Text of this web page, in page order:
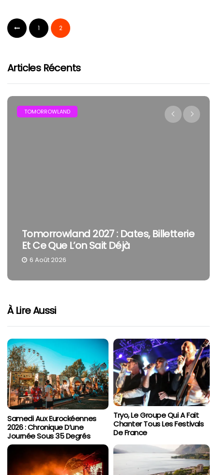
1 2
Articles Récents
2027 : Dates, Billetterie
L’on Sait Déjà
FESTIVAL
The Cure
À Lire Aussi
Samedi Aux Eurockéennes
2026 : Chronique D’une
Journée Sous 35 Degrés
Tryo, Le Groupe Qui A Fait
Chanter Tous Les Festivals
De France